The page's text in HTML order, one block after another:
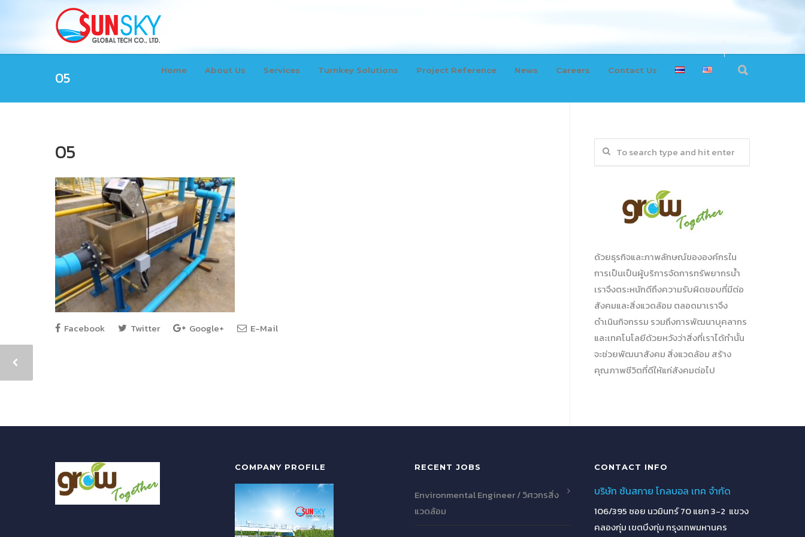
Home About Us Services Turnkey Solutions Project Reference News Careers Contact Us
05
05
Facebook Twitter Google+ E-Mail
ด้วยธุรกิจและภาพลักษณ์ขององค์กรใน
การเป็นเป็นผู้บริการจัดการทรัพยากรน้ำ
เราจึงตระหนักดีถึงความรับผิดชอบที่มีต่อ
สังคมและสิ่งแวดล้อม ตลอดมาเราจึง
ดำเนินกิจกรรม รวมถึงการพัฒนาบุคลากร
และเทคโนโลยีด้วยหวังว่าสิ่งที่เราได้ทำนั้น
จะช่วยพัฒนาสังคม สิ่งแวดล้อม สร้าง
คุณภาพชีวิตที่ดีให้แก่สังคมต่อไป
COMPANY PROFILE RECENT JOBS
Environmental Engineer / วิศวกรสิ่ง
แวดล้อม
CONTACT INFO
บริษัท ซันสกาย โกลบอล เทค จำกัด
106/395 ซอย นวมินทร์ 70 แยก 3-2 แขวง
คลองกุ่ม เขตบึงกุ่ม กรุงเทพมหานคร